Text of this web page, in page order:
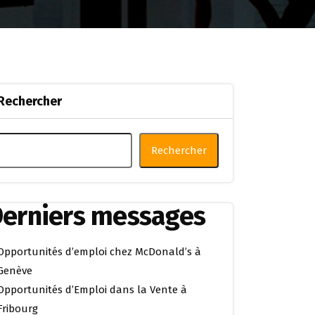
Rechercher
messages
d’emploi chez McDonald’s à
d’Emploi dans la Vente à